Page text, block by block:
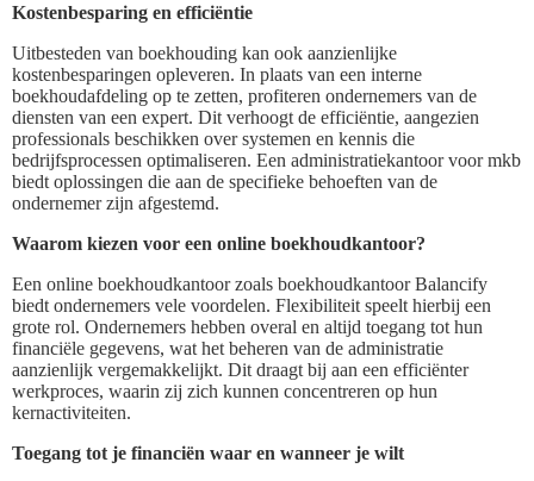
Kostenbesparing en efficiëntie
Uitbesteden van boekhouding kan ook aanzienlijke
kostenbesparingen opleveren. In plaats van een interne
boekhoudafdeling op te zetten, profiteren ondernemers van de
diensten van een expert. Dit verhoogt de efficiëntie, aangezien
professionals beschikken over systemen en kennis die
bedrijfsprocessen optimaliseren. Een administratiekantoor voor mkb
biedt oplossingen die aan de specifieke behoeften van de
ondernemer zijn afgestemd.
Waarom kiezen voor een online boekhoudkantoor?
Een online boekhoudkantoor zoals boekhoudkantoor Balancify
biedt ondernemers vele voordelen. Flexibiliteit speelt hierbij een
grote rol. Ondernemers hebben overal en altijd toegang tot hun
financiële gegevens, wat het beheren van de administratie
aanzienlijk vergemakkelijkt. Dit draagt bij aan een efficiënter
werkproces, waarin zij zich kunnen concentreren op hun
kernactiviteiten.
Toegang tot je financiën waar en wanneer je wilt